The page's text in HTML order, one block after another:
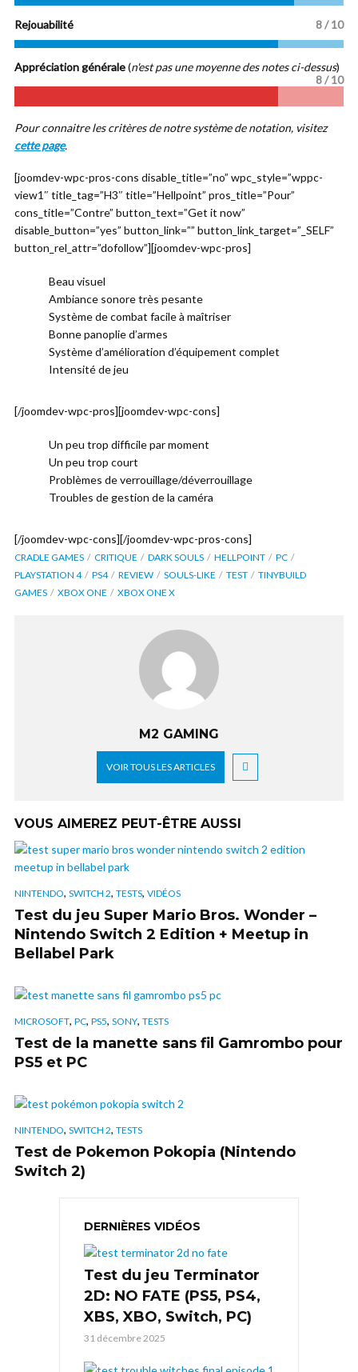
Rejouabilité 8 / 10
Appréciation générale(n'est pas une moyenne des notes ci-dessus)
8/ 10
Pour connaitre les critères de notre système de notation, visitez
cette page.
[joomdev-wpc-pros-cons disable_title=”no” wpc_style=”wppc-
view1″ title_tag=”H3″ title=”Hellpoint” pros_title=”Pour”
cons_title=”Contre” button_text=”Get it now”
disable_button=”yes” button_link=”” button_link_target=”_SELF”
button_rel_attr=”dofollow”][joomdev-wpc-pros]
Beau visuel
Ambiance sonore très pesante
Système de combat facile à maîtriser
Bonne panoplie d’armes
Système d’amélioration d’équipement complet
Intensité de jeu
[/joomdev-wpc-pros][joomdev-wpc-cons]
Un peu trop difficile par moment
Un peu trop court
Problèmes de verrouillage/déverrouillage
Troubles de gestion de la caméra
[/joomdev-wpc-cons][/joomdev-wpc-pros-cons]
CRADLE GAMES CRITIQUE DARK SOULS HELLPOINT
PC
PLAYSTATION 4
PS4 REVIEW SOULS-LIKE TEST
TINYBUILD
GAMES
XBOX ONE XBOX ONE X
M2 GAMING
VOIR TOUS LES ARTICLES
VOUS AIMEREZ PEUT-ÊTRE AUSSI
NINTENDO, SWITCH 2, TESTS, VIDÉOS
Test du jeu Super Mario Bros. Wonder –
Nintendo Switch 2 Edition + Meetup in
Bellabel Park
MICROSOFT, PC, PS5, SONY, TESTS
Test de la manette sans fil Gamrombo pour
PS5 et PC
NINTENDO, SWITCH 2, TESTS
Test de Pokemon Pokopia (Nintendo
Switch 2)
DERNIÈRES VIDÉOS
Test du jeu Terminator
2D: NO FATE (PS5, PS4,
XBS, XBO, Switch, PC)
31 décembre 2025